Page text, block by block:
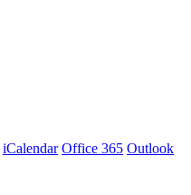
iCalendar Office 365 Outlook